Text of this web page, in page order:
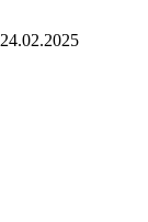
24.02.2025